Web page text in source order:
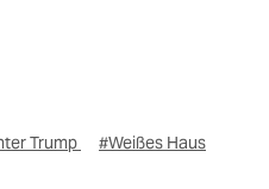
Trump
#Weißes Haus